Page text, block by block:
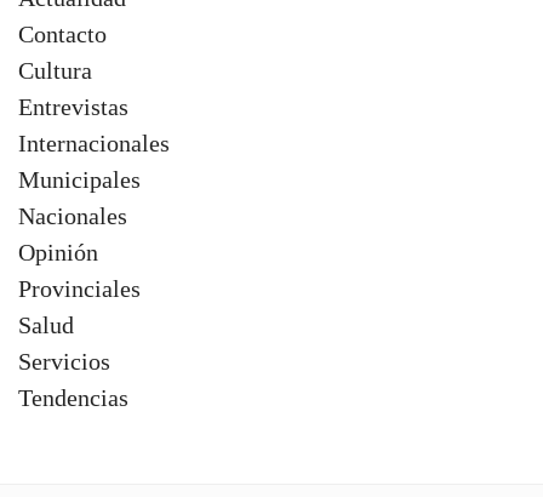
Contacto
Cultura
Entrevistas
Internacionales
Municipales
Nacionales
Opinión
Provinciales
Salud
Servicios
Tendencias